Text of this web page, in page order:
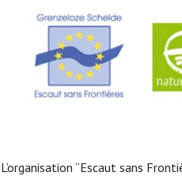
L’organisation “Escaut sans